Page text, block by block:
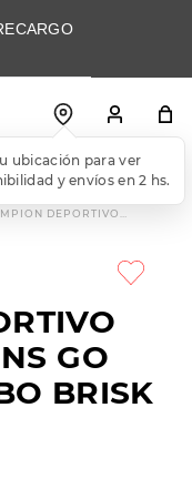
ubicación para ver
y envíos en 2 hs.
DEPORTIVO
GO
BRISK
MÁS
slip-ins